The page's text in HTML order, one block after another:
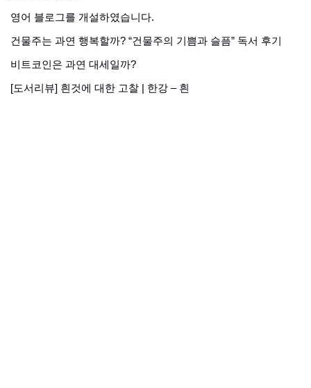
영어 블로그를 개설하였습니다.
건물주는 과연 행복할까? “건물주의 기쁨과 슬픔” 독서 후기
비트코인은 과연 대세일까?
[도서리뷰] 흰것에 대한 고찰 | 한강 – 흰